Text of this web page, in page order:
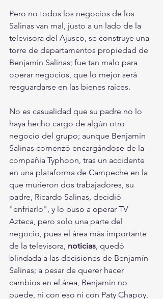
Pero no todos los negocios de los
Salinas van mal, justo a un lado de la
televisora del Ajusco, se construye una
torre de departamentos propiedad de
Benjamín Salinas; fue tan malo para
operar negocios, que lo mejor será
resguardarse en las bienes raíces.
No es casualidad que su padre no lo
haya hecho cargo de algún otro
negocio del grupo; aunque Benjamín
Salinas comenzó encargándose de la
compañia Typhoon, tras un accidente
en una plataforma de Campeche en la
que murieron dos trabajadores, su
padre, Ricardo Salinas, decidió
"enfriarlo", y lo puso a operar TV
Azteca, pero solo una parte del
negocio, pues el área más importante
de la televisora, noticias, quedó
blindada a las decisiones de Benjamín
Salinas; a pesar de querer hacer
cambios en el área, Benjamín no
puede, ni con eso ni con Paty Chapoy,